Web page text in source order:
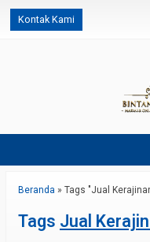
Kontak Kami
Beranda » Tags "Jual
Tags Jual